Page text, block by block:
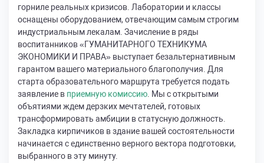
горниле реальных кризисов. Лаборатории и классы
оснащены оборудованием, отвечающим самым строгим
индустриальным лекалам. Зачисление в ряды
воспитанников «ГУМАНИТАРНОГО ТЕХНИКУМА
ЭКОНОМИКИ И ПРАВА» выступает безальтернативным
гарантом вашего материального благополучия. Для
старта образовательного маршрута требуется подать
заявление в приемную комиссию . Мы с открытыми
объятиями ждем дерзких мечтателей, готовых
трансформировать амбиции в статусную должность.
Закладка кирпичиков в здание вашей состоятельности
начинается с единственно верного вектора подготовки,
выбранного в эту минуту.